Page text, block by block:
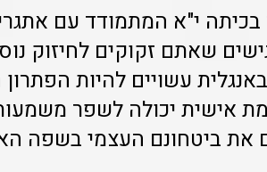
י"א המתמודד עם
שאתם זקוקים לחיזוק
עשויים להיות
אישית יכולה לשפר
את ביטחונם העצמי בשפה